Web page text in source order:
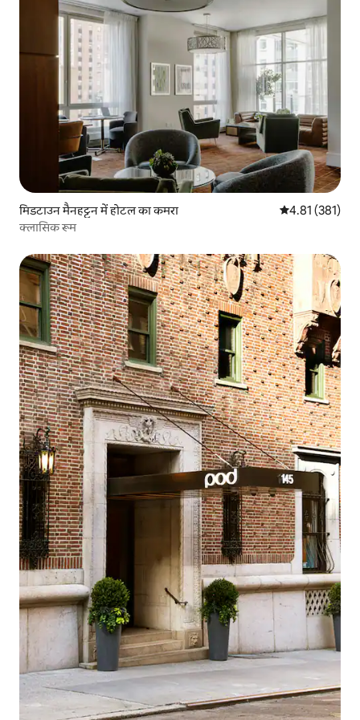
मिडटाउन मैनहट्टन में होटल का कमरा औसत रेटिंग 5 में से
4.81 (381)
क्लासिक रूम